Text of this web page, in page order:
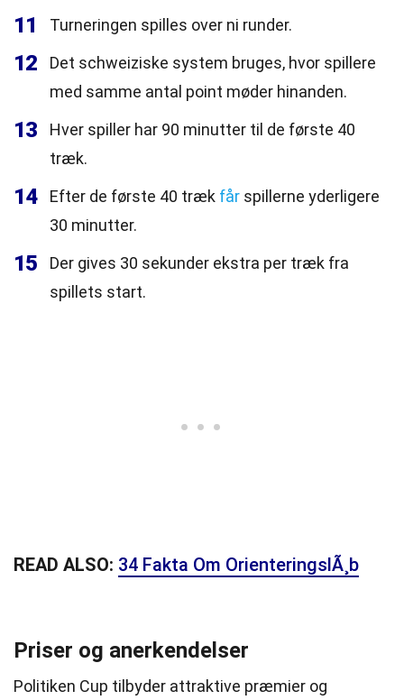
11 Turneringen spilles over ni runder.
12
Det schweiziske system bruges, hvor spillere
med samme antal point møder hinanden.
13
Hver spiller har 90 minutter til de første 40
træk.
14 Efter de første 40 træk får spillerne yderligere
30 minutter.
15
Der gives 30 sekunder ekstra per træk fra
spillets start.
READ ALSO: 34 Fakta Om OrienteringslÃ¸b
Priser og anerkendelser
Politiken Cup tilbyder attraktive præmier og